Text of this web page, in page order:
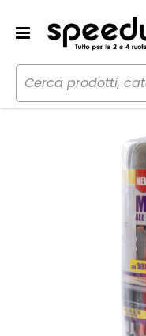
Home Auto Cura
Panno microfibra Multiroll